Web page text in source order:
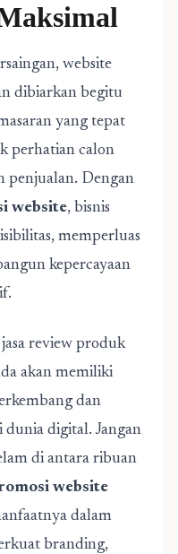
website
dibiarkan begitu
yang tepat
perhatian calon
penjualan. Dengan
website, bisnis
memperluas
kepercayaan
review produk
akan memiliki
dan
dunia digital. Jangan
di antara ribuan
website
dalam
branding,